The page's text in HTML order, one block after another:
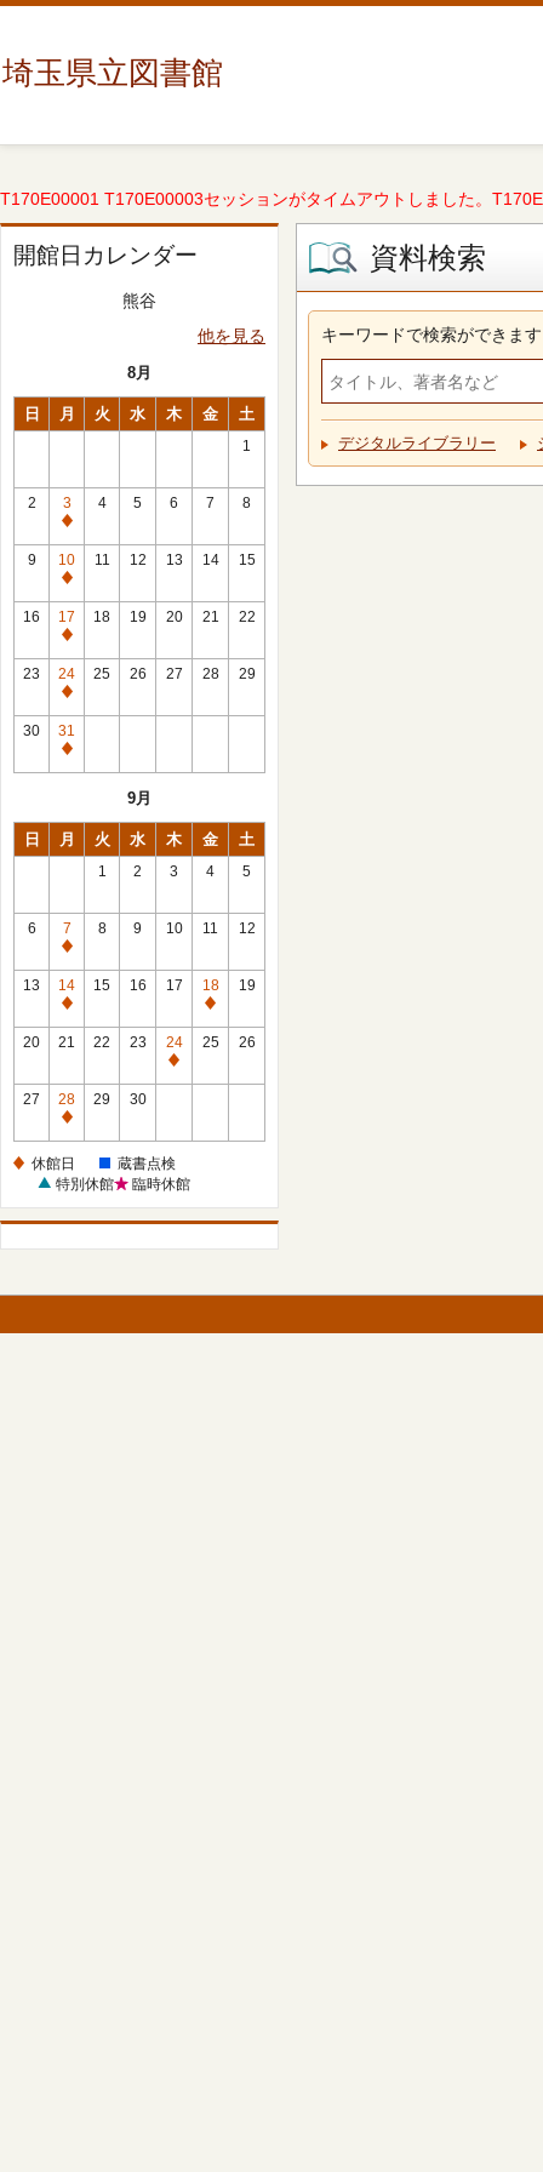
埼玉県立図書館
T170E00001 T170E00003セッションがタイムアウトしました。
開館日カレンダー
熊谷
他を見る
8月
日 月 火 水 木 金 土
1
2
3
休
館
日
4 5 6 7 8
9
10
休
館
日
11 12 13 14 15
16
17
休
館
日
18 19 20 21 22
23
24
休
館
日
25 26 27 28 29
30
31
休
9月
日 月 火 水 木 金 土
1 2 3 4 5
6
7
休
館
日
8 9 10 11 12
13
14
休
館
15 16 17
18
休
館
19
20 21 22 23
24
休
25 26
27
28
休
日
29 30
休館日
蔵書点検
特別休館
臨時休館
資料検索
キーワードで検索ができます
デジタルライブラリー